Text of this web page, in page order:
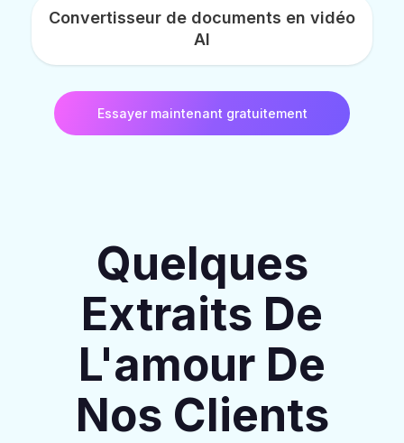
Convertisseur de documents en vidéo
AI
Essayer maintenant gratuitement
Quelques
Extraits De
L'amour De
Nos Clients